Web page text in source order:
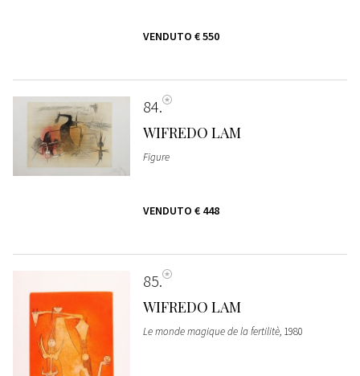
VENDUTO € 550
84
WIFREDO LAM
Figure
VENDUTO € 448
85
WIFREDO LAM
Le monde magique de la fertilitè, 1980